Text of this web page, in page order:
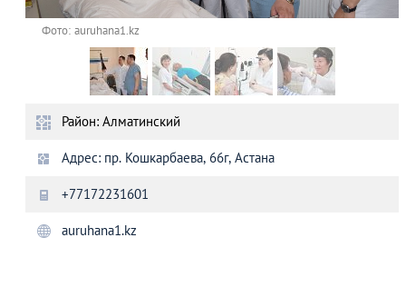
Фото: auruhana1.kz
Район: Алматинский
Адрес: пр. Кошкарбаева, 66г, Астана
+77172231601
auruhana1.kz